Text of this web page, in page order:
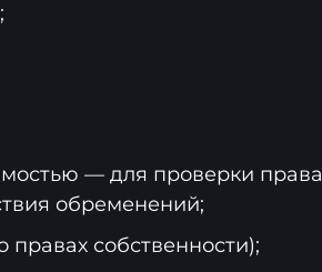
— для проверки права
обременений;
правах собственности);